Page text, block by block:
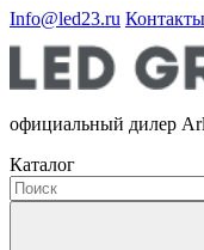
Info@led23.ru Контакты
официальный дилер
Каталог